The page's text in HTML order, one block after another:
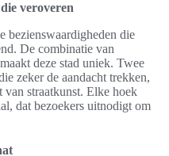
veroveren
bezienswaardigheden die
De combinatie van
deze stad uniek. Twee
zeker de aandacht trekken,
straatkunst. Elke hoek
dat bezoekers uitnodigt om